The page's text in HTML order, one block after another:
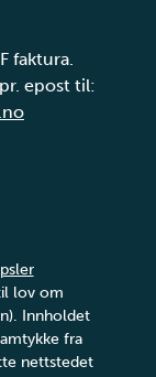
faktura.
epost til:
lov om
Innholdet
fra
nettstedet